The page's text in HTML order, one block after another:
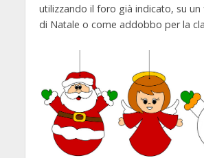
utilizzando il foro già indicato, su un
di Natale o come addobbo per la